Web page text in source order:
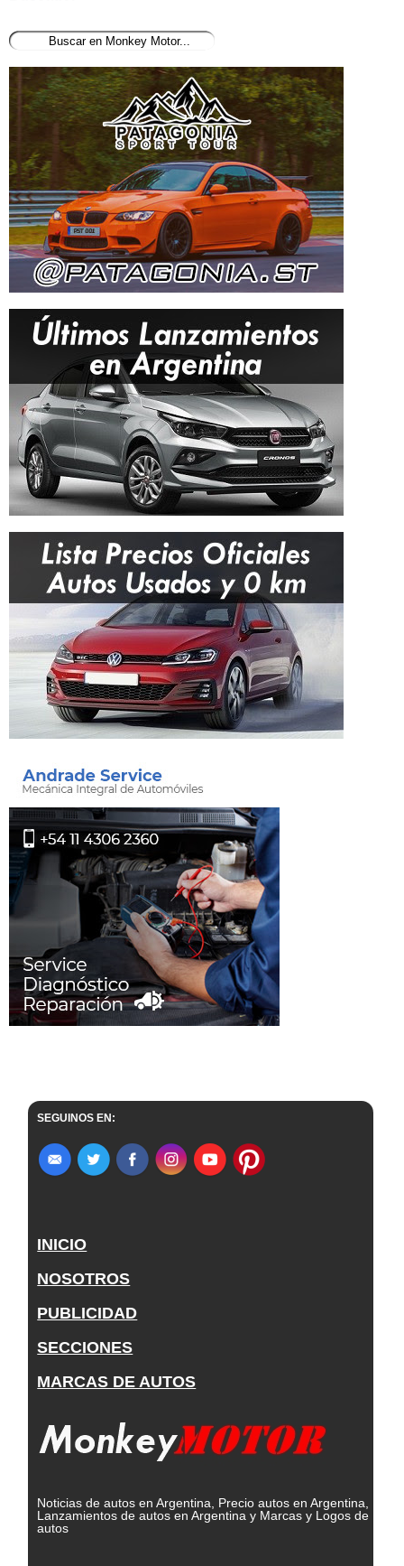
SEGUINOS EN:
INICIO
NOSOTROS
PUBLICIDAD
SECCIONES
MARCAS DE AUTOS
Noticias de autos en Argentina, Precio autos en Argentina,
Lanzamientos de autos en Argentina y Marcas y Logos de
autos